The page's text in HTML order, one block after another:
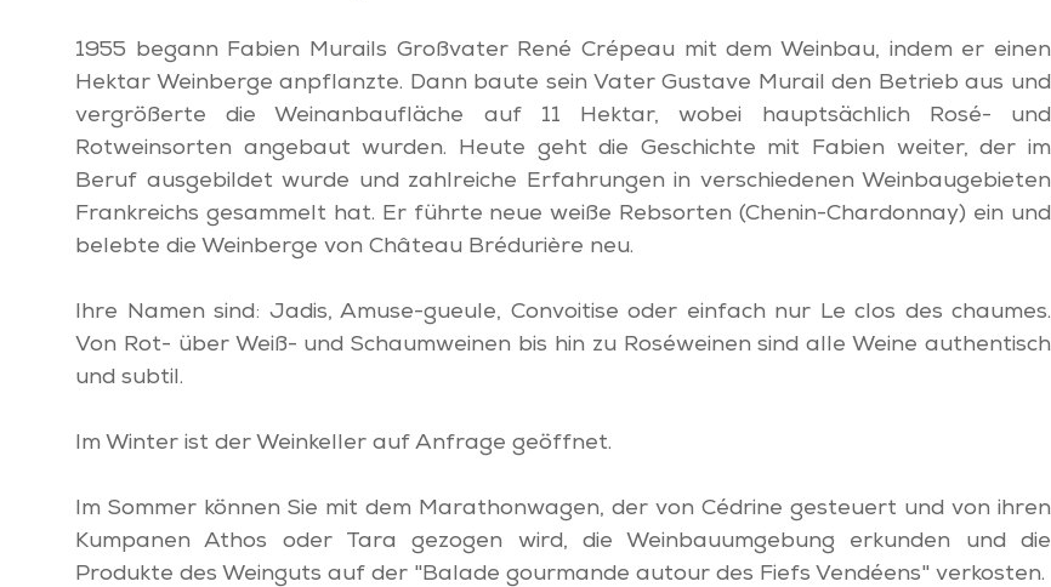
1955 begann Fabien Murails Großvater René Crépeau mit dem Weinbau, indem er einen
Hektar Weinberge anpflanzte. Dann baute sein Vater Gustave Murail den Betrieb aus und
vergrößerte die Weinanbaufläche auf 11 Hektar, wobei hauptsächlich Rosé- und
Rotweinsorten angebaut wurden. Heute geht die Geschichte mit Fabien weiter, der im
Beruf ausgebildet wurde und zahlreiche Erfahrungen in verschiedenen Weinbaugebieten
Frankreichs gesammelt hat. Er führte neue weiße Rebsorten (Chenin-Chardonnay) ein und
belebte die Weinberge von Château Brédurière neu.
Ihre Namen sind: Jadis, Amuse-gueule, Convoitise oder einfach nur Le clos des chaumes.
Von Rot- über Weiß- und Schaumweinen bis hin zu Roséweinen sind alle Weine authentisch
und subtil.
Im Winter ist der Weinkeller auf Anfrage geöffnet.
Im Sommer können Sie mit dem Marathonwagen, der von Cédrine gesteuert und von ihren
Kumpanen Athos oder Tara gezogen wird, die Weinbauumgebung erkunden und die
Produkte des Weinguts auf der "Balade gourmande autour des Fiefs Vendéens" verkosten.